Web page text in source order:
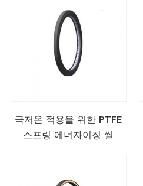
극저온 적용을 위한 PTFE
스프링 에너자이징 씰